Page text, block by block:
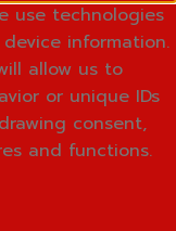
use technologies
information.
allow us to
or unique IDs
consent,
and functions.